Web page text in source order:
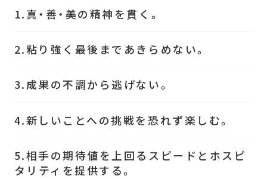
1.真・善・美の精神を貫く。
2.粘り強く最後まであきらめない。
3.成果の不調から逃げない。
4.新しいことへの挑戦を恐れず楽しむ。
5.相手の期待値を上回るスピードとホスピ
タリティを提供する。